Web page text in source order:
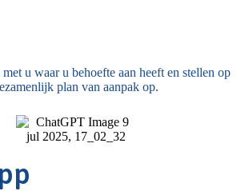
u waar u behoefte aan heeft en stellen op
plan van aanpak op.​